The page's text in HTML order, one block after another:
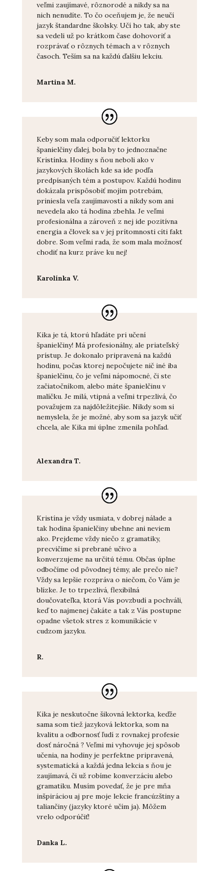
veľmi zaujímavé, rôznorodé a nikdy sa na
nich nenudíte. To čo oceňujem je, že neučí
jazyk štandardne školsky. Učí ho tak, aby ste
sa vedeli už po krátkom čase dohovoriť a
rozprávať o rôznych témach a v rôznych
časoch. Teším sa na každú ďalšiu lekciu.
Martina M.
Keby som mala odporučiť lektorku
španielčiny ďalej, bola by to jednoznačne
Kristínka. Hodiny s ňou neboli ako v
jazykových školách kde sa ide podľa
predpísaných tém a postupov. Každú hodinu
dokázala prispôsobiť mojím potrebám,
priniesla veľa zaujímavostí a nikdy som ani
nevedela ako tá hodina zbehla. Je veľmi
profesionálna a zároveň z nej ide pozitívna
energia a človek sa v jej prítomnosti cíti fakt
dobre. Som veľmi rada, že som mala možnosť
chodiť na kurz práve ku nej!
Karolínka V.
Kika je tá, ktorú hľadáte pri učení
španielčiny! Má profesionálny, ale priateľský
prístup. Je dokonalo pripravená na každú
hodinu, počas ktorej nepočujete nič iné iba
španielčinu, čo je veľmi nápomocné, či ste
začiatočníkom, alebo máte španielčinu v
malíčku. Je milá, vtipná a veľmi trpezlivá, čo
považujem za najdôležitejšie. Nikdy som si
nemyslela, že je možné, aby som sa jazyk učiť
chcela, ale Kika mi úplne zmenila pohľad.
Alexandra T.
Kristína je vždy usmiata, v dobrej nálade a
tak hodina španielčiny ubehne ani neviem
ako. Prejdeme vždy niečo z gramatiky,
precvičíme si prebrané učivo a
konverzujeme na určitú tému. Občas úplne
odbočíme od pôvodnej témy, ale prečo nie?
Vždy sa lepšie rozpráva o niečom, čo Vám je
blízke. Je to trpezlivá, flexibilná
doučovateľka, ktorá Vás povzbudí a pochváli,
keď to najmenej čakáte a tak z Vás postupne
opadne všetok stres z komunikácie v
cudzom jazyku.
R.
Kika je neskutočne šikovná lektorka, keďže
sama som tiež jazyková lektorka, som na
kvalitu a odbornosť ľudí z rovnakej profesie
dosť náročná ? Veľmi mi vyhovuje jej spôsob
učenia, na hodiny je perfektne pripravená,
systematická a každá jedna lekcia s ňou je
zaujímavá, či už robíme konverzáciu alebo
gramatiku. Musím povedať, že je pre mňa
inšpiráciou aj pre moje lekcie francúzštiny a
taliančiny (jazyky ktoré učím ja). Môžem
vrelo odporúčiť!
Danka L.